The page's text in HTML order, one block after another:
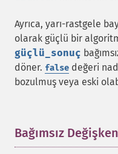
Ayrıca, yarı-rastgele
olarak güçlü bir
güçlü_sonuç
döner. false değeri
bozulmuş veya eski
Bağımsız